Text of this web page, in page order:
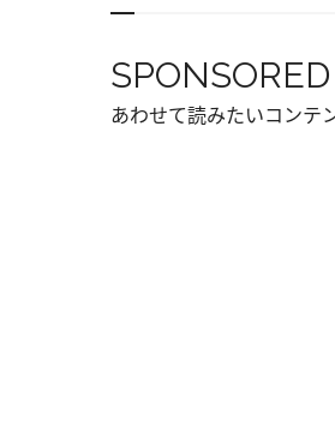
SPONSORED
あわせて読みたいコンテ